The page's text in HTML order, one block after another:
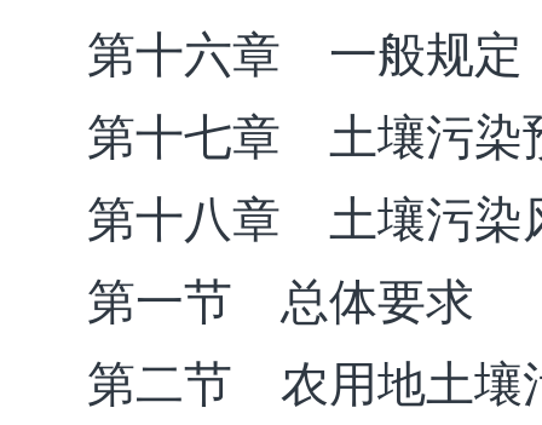
第十六章 一般规定
第十七章 土壤污染
第十八章 土壤污染
第一节 总体要求
第二节 农用地土壤